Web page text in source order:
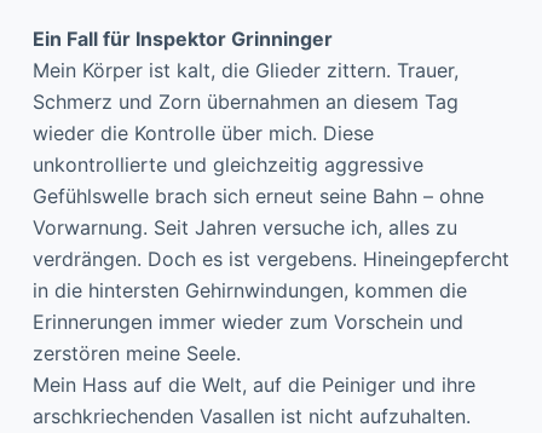
Ein Fall für Inspektor Grinninger
Mein Körper ist kalt, die Glieder zittern. Trauer,
Schmerz und Zorn übernahmen an diesem Tag
wieder die Kontrolle über mich. Diese
unkontrollierte und gleichzeitig aggressive
Gefühlswelle brach sich erneut seine Bahn – ohne
Vorwarnung. Seit Jahren versuche ich, alles zu
verdrängen. Doch es ist vergebens. Hineingepfercht
in die hintersten Gehirnwindungen, kommen die
Erinnerungen immer wieder zum Vorschein und
zerstören meine Seele.
Mein Hass auf die Welt, auf die Peiniger und ihre
arschkriechenden Vasallen ist nicht aufzuhalten.